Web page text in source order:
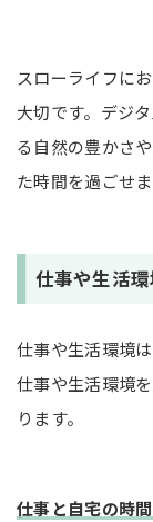
スローライフに
大切です。デジ
る自然の豊かさ
た時間を過ごせま
仕事や生活
仕事や生活環境
仕事や生活環境
ります。
仕事と自宅の時